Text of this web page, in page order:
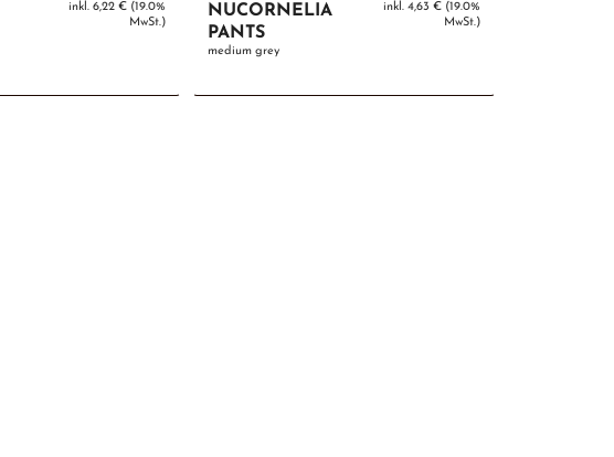
inkl. 6,22 € (19.0%
MwSt.)
NUCORNELIA
PANTS
medium grey
inkl. 4,63 € (19.0%
MwSt.)